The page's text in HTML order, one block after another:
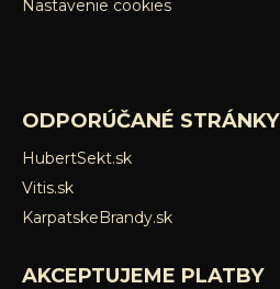
Nastavenie cookies
ODPORÚČANÉ STRÁNKY
HubertSekt.sk
Vitis.sk
KarpatskeBrandy.sk
AKCEPTUJEME PLATBY